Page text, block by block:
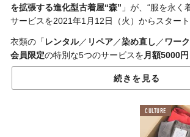
を拡張する進化型古着屋“森” 」が、“服を永く
サービスを2021年1月12日（火）からスタート
衣類の「 レンタル／ リペア／染め直し／ワー
会員限定の特別な5つのサービスを月額5000円
きるサブスクリプションサービス「MORI
続きを見る
CULTURE